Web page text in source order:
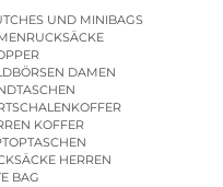
UND MINIBAGS
DAMEN
KOFFER
HERREN
BAG